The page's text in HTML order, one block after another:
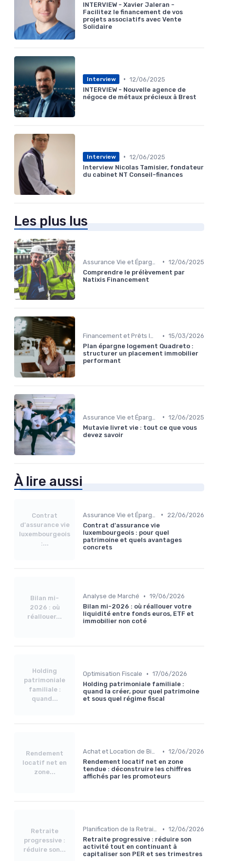
INTERVIEW - Xavier Jaleran -
Facilitez le financement de vos
projets associatifs avec Vente
Solidaire
Interview • 12/06/2025
INTERVIEW - Nouvelle agence de
négoce de métaux précieux à Brest
Interview • 12/06/2025
Interview Nicolas Tamisier, fondateur
du cabinet NT Conseil-finances
Les plus lus
• 12/06/2025
Comprendre le prélèvement par
Natixis Financement
Financement et Prêts Immobiliers • 15/03/2026
Plan épargne logement Quadreto :
structurer un placement immobilier
performant
• 12/06/2025
Mutavie livret vie : tout ce que vous
devez savoir
À lire aussi
Contrat
d'assurance vie
luxembourgeois
:...
•
22/06/2026
Contrat d'assurance vie
luxembourgeois : pour quel
patrimoine et quels avantages
concrets
Bilan mi-
2026 : où
réallouer...
Analyse de Marché • 19/06/2026
Bilan mi-2026 : où réallouer votre
liquidité entre fonds euros, ETF et
immobilier non coté
Holding
patrimoniale
familiale :
quand...
Optimisation Fiscale • 17/06/2026
Holding patrimoniale familiale :
quand la créer, pour quel patrimoine
et sous quel régime fiscal
Rendement
locatif net en
zone...
Achat et Location de Biens Immobiliers • 12/06/2026
Rendement locatif net en zone
tendue : déconstruire les chiffres
affichés par les promoteurs
Retraite
progressive :
réduire son...
Planification de la Retraite • 12/06/2026
Retraite progressive : réduire son
activité tout en continuant à
capitaliser son PER et ses trimestres